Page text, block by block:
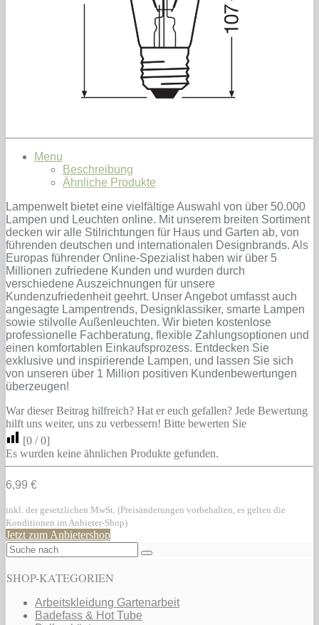
Menu
Beschreibung
Ähnliche Produkte
Lampenwelt bietet eine vielfältige Auswahl von über 50.000
Lampen und Leuchten online. Mit unserem breiten Sortiment
decken wir alle Stilrichtungen für Haus und Garten ab, von
führenden deutschen und internationalen Designbrands. Als
Europas führender Online-Spezialist haben wir über 5
Millionen zufriedene Kunden und wurden durch
verschiedene Auszeichnungen für unsere
Kundenzufriedenheit geehrt. Unser Angebot umfasst auch
angesagte Lampentrends, Designklassiker, smarte Lampen
sowie stilvolle Außenleuchten. Wir bieten kostenlose
professionelle Fachberatung, flexible Zahlungsoptionen und
einen komfortablen Einkaufsprozess. Entdecken Sie
exklusive und inspirierende Lampen, und lassen Sie sich
von unseren über 1 Million positiven Kundenbewertungen
überzeugen!
War dieser Beitrag hilfreich? Hat er euch gefallen? Jede Bewertung
hilft uns weiter, uns zu verbessern! Bitte bewerten Sie
[0 /0]
Es wurden keine ähnlichen Produkte gefunden.
6,99 €
inkl. der gesetzlichen MwSt. (Preisänderungen vorbehalten, es gelten die
Konditionen im Anbieter-Shop)
Jetzt zum Anbietershop
SHOP-KATEGORIEN
Arbeitskleidung Gartenarbeit
Badefass & Hot Tube